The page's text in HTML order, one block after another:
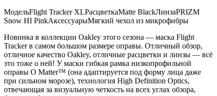
составляла
25
21
000 .
МодельFlight Tracker XLРасцветкаMatte BlackЛинзаPRIZM
Snow HI PinkАксессуарыМягкий чехол из микрофибры
Новинка в коллекции Oakley этого сезона — маска Flight
Tracker в самом большом размере оправы. Отличный обзор,
отличное качество Oakley, отличные расцветки и линзы — всё
это тоже о ней! У маски гибкая рамка низкопрофильной
оправы O Matter™ (она адаптируется под форму лица даже
при сильном морозе), технология High Definition Optics,
отвечающая за визуальную четкость на всех углах обзора,